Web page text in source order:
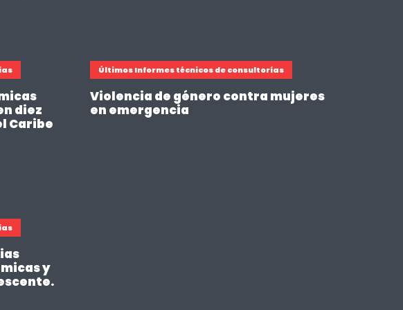
diez
Caribe
Últimos Informes técnicos de consultorías
Violencia de género contra mujeres
en emergencia
y